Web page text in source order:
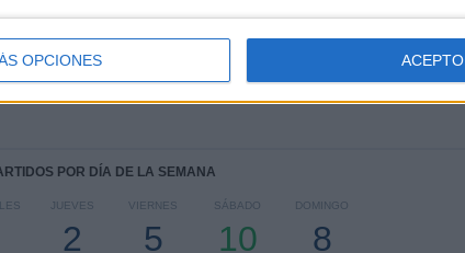
OPCIONES ACEPTO
Ver ranking completo
POR DÍA DE LA SEMANA
JUEVES
2
VIERNES
5
SÁBADO
10
DOMINGO
8